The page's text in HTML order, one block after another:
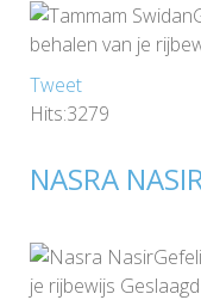
behalen van je
Tweet
Hits:3279
NASRA
je rijbewijs